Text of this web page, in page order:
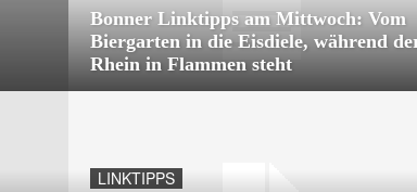
Bonner Linktipps am Mittwoch: Vom
Biergarten in die Eisdiele, während
Rhein in Flammen steht
LINKTIPPS